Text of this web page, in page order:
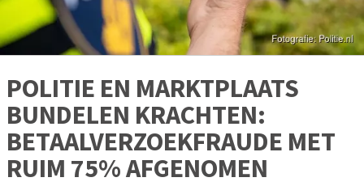
POLITIE EN MARKTPLAATS
BUNDELEN KRACHTEN:
BETAALVERZOEKFRAUDE MET
RUIM 75% AFGENOMEN